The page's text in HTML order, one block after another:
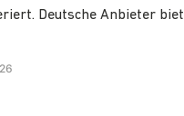
Deutsche Anbieter